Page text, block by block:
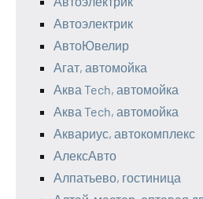
Автоэлектрик
АвтоЮвелир
Агат, автомойка
Аква Tech, автомойка
Аква Tech, автомойка
Аквариус, автокомплекс
АлексАвто
Алпатьево, гостиница